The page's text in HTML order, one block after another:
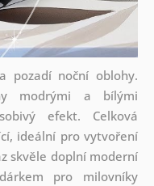
pozadí noční oblohy.
modrými a bílými
efekt. Celková
ideální pro vytvoření
skvěle doplní moderní
pro milovníky